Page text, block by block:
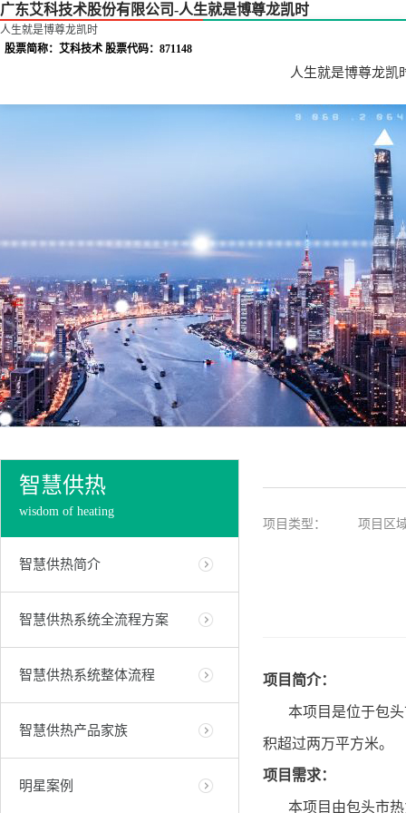
广东艾科技术股份有限公司-人生就是博尊龙凯时
人生就是博尊龙凯时
股票简称：艾科技术 股票代码：871148
人生就是博尊龙凯
智慧供热
wisdom of heating
智慧供热简介
智慧供热系统全流程方案
智慧供热系统整体流程
智慧供热产品家族
明星案例
项目类型： 项目区
项目简介：
本项目是位于包
积超过两万平方米。
项目需求：
本项目由包头市